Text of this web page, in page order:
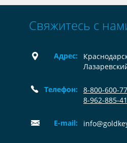
Свяжитесь с
Адрес:
Телефон:
8-800-600-
8-962-885-
E-mail: